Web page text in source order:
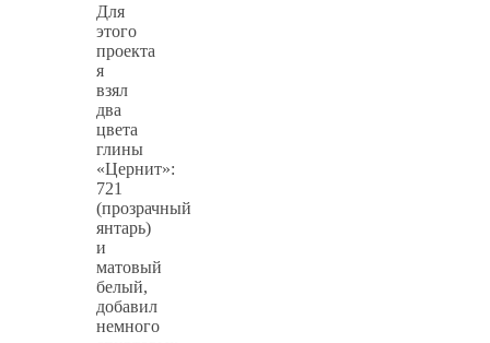
Для
этого
проекта
я
взял
два
цвета
глины
«Цернит»:
721
(прозрачный
янтарь)
и
матовый
белый,
добавил
немного